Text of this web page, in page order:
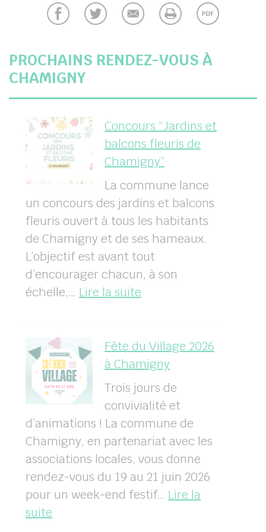
PROCHAINS RENDEZ-VOUS À
CHAMIGNY
Concours “Jardins et
balcons fleuris de
Chamigny”
La commune lance
un concours des jardins et balcons
fleuris ouvert à tous les habitants
de Chamigny et de ses hameaux.
L’objectif est avant tout
d’encourager chacun, à son
échelle,… Lire la suite
et
balcons
fleuris
de
Chamigny”
Fête du Village 2026
à Chamigny
Trois jours de
convivialité et
d’animations ! La commune de
Chamigny, en partenariat avec les
associations locales, vous donne
rendez-vous du 19 au 21 juin 2026
pour un week-end festif… Lire la
suite